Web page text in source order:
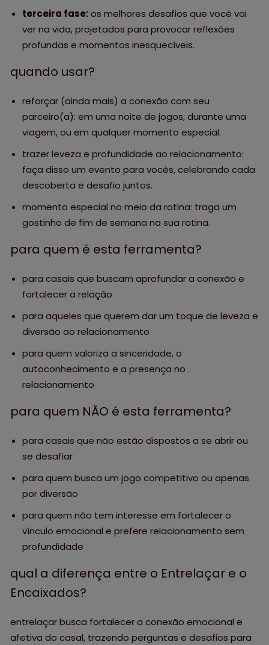
terceira fase:os melhores desafios que você vai
ver na vida, projetados para provocar reflexões
profundas e momentos inesquecíveis.
quando usar?
reforçar (ainda mais) a conexão com seu
parceiro(a): em uma noite de jogos, durante uma
viagem, ou em qualquer momento especial.
trazer leveza e profundidade ao relacionamento:
faça disso um evento para vocês, celebrando cada
descoberta e desafio juntos.
momento especial no meio da rotina: traga um
gostinho de fim de semana na sua rotina.
para quem é esta ferramenta?
para casais que buscam aprofundar a conexão e
fortalecer a relação
para aqueles que querem dar um toque de leveza e
diversão ao relacionamento
para quem valoriza a sinceridade, o
autoconhecimento e a presença no
relacionamento
para quem NÃO é esta ferramenta?
para casais que não estão dispostos a se abrir ou
se desafiar
para quem busca um jogo competitivo ou apenas
por diversão
para quem não tem interesse em fortalecer o
vínculo emocional e prefere relacionamento sem
profundidade
qual a diferença entre o Entrelaçar e o
Encaixados?
entrelaçar busca fortalecer a conexão emocional e
afetiva do casal, trazendo perguntas e desafios para